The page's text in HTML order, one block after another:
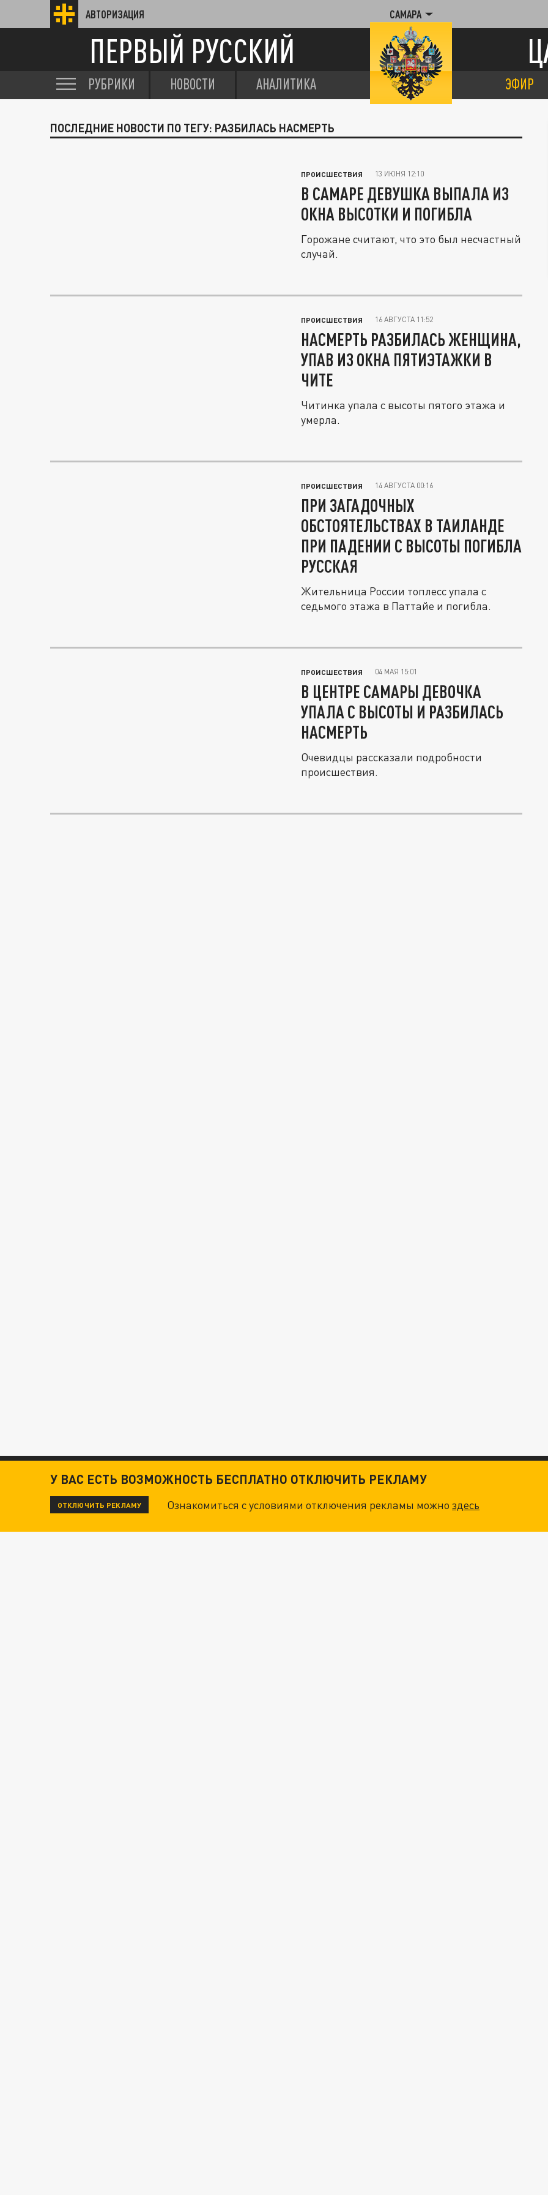
АВТОРИЗАЦИЯ САМАРА
ПЕРВЫЙ РУССКИЙ
РУБРИКИ НОВОСТИ АНАЛИТИКА ЭФИР
ПОСЛЕДНИЕ НОВОСТИ ПО ТЕГУ: РАЗБИЛАСЬ НАСМЕРТЬ
ПРОИСШЕСТВИЯ 13 ИЮНЯ 12:10
В САМАРЕ ДЕВУШКА ВЫПАЛА ИЗ
ОКНА ВЫСОТКИ И ПОГИБЛА
Горожане считают, что это был несчастный
случай.
ПРОИСШЕСТВИЯ 16 АВГУСТА 11:52
НАСМЕРТЬ РАЗБИЛАСЬ ЖЕНЩИНА,
УПАВ ИЗ ОКНА ПЯТИЭТАЖКИ В
ЧИТЕ
Читинка упала с высоты пятого этажа и
умерла.
ПРОИСШЕСТВИЯ 14 АВГУСТА 00:16
ПРИ ЗАГАДОЧНЫХ
ОБСТОЯТЕЛЬСТВАХ В ТАИЛАНДЕ
ПРИ ПАДЕНИИ С ВЫСОТЫ ПОГИБЛА
РУССКАЯ
Жительница России топлесс упала с
седьмого этажа в Паттайе и погибла.
ПРОИСШЕСТВИЯ 04 МАЯ 15:01
В ЦЕНТРЕ САМАРЫ ДЕВОЧКА
УПАЛА С ВЫСОТЫ И РАЗБИЛАСЬ
НАСМЕРТЬ
Очевидцы рассказали подробности
происшествия.
У ВАС ЕСТЬ ВОЗМОЖНОСТЬ БЕСПЛАТНО ОТКЛЮЧИТЬ РЕКЛАМУ
ОТКЛЮЧИТЬ РЕКЛАМУ Ознакомиться с условиями отключения рекламы можноздесь